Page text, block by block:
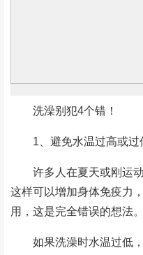
洗澡别犯4个错！
1、避免水温过高或过
许多人在夏天或刚运
这样可以增加身体免疫力
用，这是完全错误的想法。
如果洗澡时水温过低